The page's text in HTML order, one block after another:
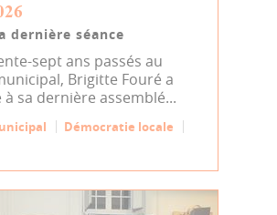
dernière séance
sept ans passés au
Brigitte Fouré a
sa dernière assemblé...
Démocratie locale